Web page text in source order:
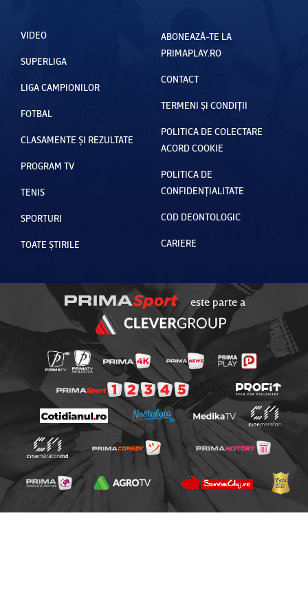
VIDEO
SUPERLIGA
LIGA CAMPIONILOR
FOTBAL
CLASAMENTE ȘI REZULTATE
PROGRAM TV
TENIS
SPORTURI
TOATE ȘTIRILE
ABONEAZĂ-TE LA
PRIMAPLAY.RO
CONTACT
TERMENI ȘI CONDIȚII
POLITICA DE COLECTARE
ACORD COOKIE
POLITICA DE
CONFIDENȚIALITATE
COD DEONTOLOGIC
CARIERE
este parte a